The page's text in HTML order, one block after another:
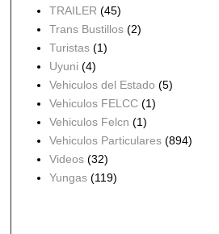
TRAILER (45)
Trans Bustillos (2)
Turistas (1)
Uyuni (4)
Vehiculos del Estado (5)
Vehiculos FELCC (1)
Vehiculos Felcn (1)
Vehiculos Particulares (894)
Videos (32)
Yungas (119)